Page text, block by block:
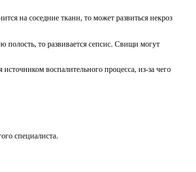
на соседние ткани, то может развиться некроз
то развивается сепсис. Свищи могут
воспалительного процесса, из-за чего
специалиста.